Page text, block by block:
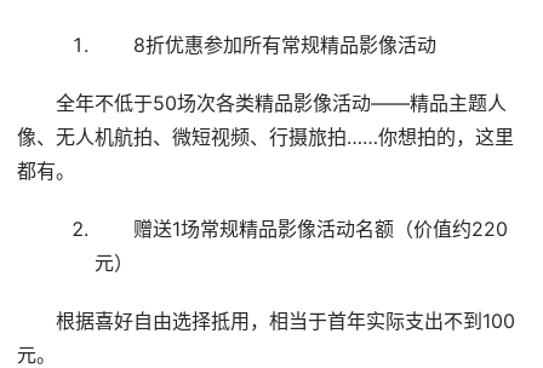
8折优惠参加所有常规精品影像活动
全年不低于50场次各类精品影像活动——精品主题人
像、无人机航拍、微短视频、行摄旅拍……你想拍的，这里
都有。
赠送1场常规精品影像活动名额（价值约220
元）
根据喜好自由选择抵用，相当于首年实际支出不到100
元。